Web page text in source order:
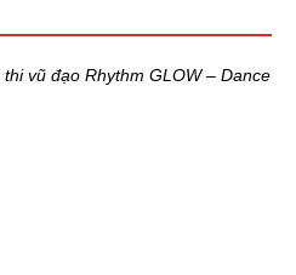
vũ đạo Rhythm GLOW – Dance